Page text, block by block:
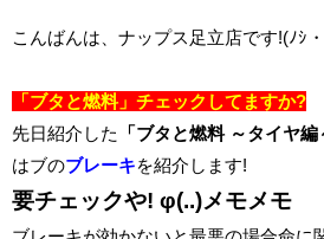
こんばんは、ナップス足立店です!(ﾉｼ
「ブタと燃料」チェックしてますか?
先日紹介した
「ブタと燃料 ～タイヤ編
はブのブレーキを紹介します!
要チェックや! φ(..)メモメモ